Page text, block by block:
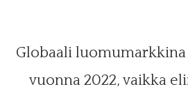
Globaali
vuonna 2022, vaikka